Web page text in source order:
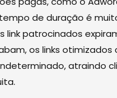
de duração é
link patrocinados
os links otimizados
atraindo